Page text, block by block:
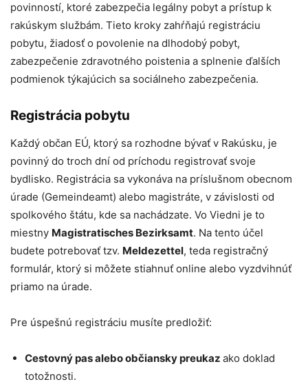
povinností, ktoré zabezpečia legálny pobyt a prístup k
rakúskym službám. Tieto kroky zahŕňajú registráciu
pobytu, žiadosť o povolenie na dlhodobý pobyt,
zabezpečenie zdravotného poistenia a splnenie ďalších
podmienok týkajúcich sa sociálneho zabezpečenia.
Registrácia pobytu
Každý občan EÚ, ktorý sa rozhodne bývať v Rakúsku, je
povinný do troch dní od príchodu registrovať svoje
bydlisko. Registrácia sa vykonáva na príslušnom obecnom
úrade (Gemeindeamt) alebo magistráte, v závislosti od
spolkového štátu, kde sa nachádzate. Vo Viedni je to
miestny Magistratisches Bezirksamt. Na tento účel
budete potrebovať tzv. Meldezettel, teda registračný
formulár, ktorý si môžete stiahnuť online alebo vyzdvihnúť
priamo na úrade.
Pre úspešnú registráciu musíte predložiť:
Cestovný pas alebo občiansky preukaz ako doklad
totožnosti.